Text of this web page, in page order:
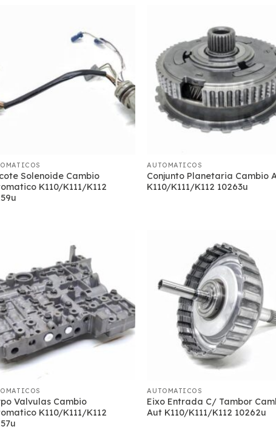
Solenoide Cambio
K110/K111/K112
AUTOMATICOS
Conjunto Planetaria Cambio
K110/K111/K112 10263u
Valvulas Cambio
K110/K111/K112
AUTOMATICOS
Eixo Entrada C/ Tambor
Aut K110/K111/K112 10262u